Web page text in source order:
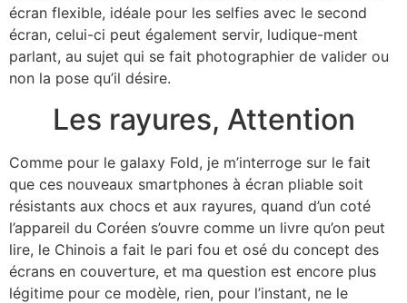
écran flexible, idéale pour les selfies avec le second
écran, celui-ci peut également servir, ludique-ment
parlant, au sujet qui se fait photographier de valider ou
non la pose qu’il désire.
Les rayures, Attention
Comme pour le galaxy Fold, je m’interroge sur le fait
que ces nouveaux smartphones à écran pliable soit
résistants aux chocs et aux rayures, quand d’un coté
l’appareil du Coréen s’ouvre comme un livre qu’on peut
lire, le Chinois a fait le pari fou et osé du concept des
écrans en couverture, et ma question est encore plus
légitime pour ce modèle, rien, pour l’instant, ne le